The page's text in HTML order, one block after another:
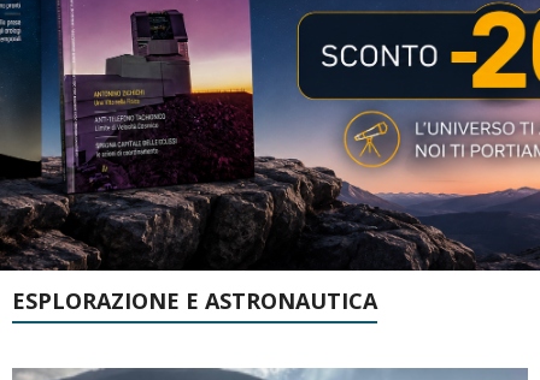
ESPLORAZIONE E ASTRONAUTICA